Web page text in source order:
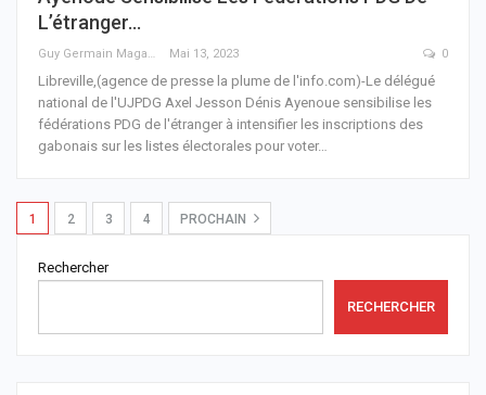
L’étranger…
Guy Germain Maganga Nziengui Mai 13, 2023 0
Libreville,(agence de presse la plume de l'info.com)-Le délégué
national de l'UJPDG Axel Jesson Dénis Ayenoue sensibilise les
fédérations PDG de l'étranger à intensifier les inscriptions des
gabonais sur les listes électorales pour voter…
1 2 3 4 PROCHAIN
Rechercher
RECHERCHER